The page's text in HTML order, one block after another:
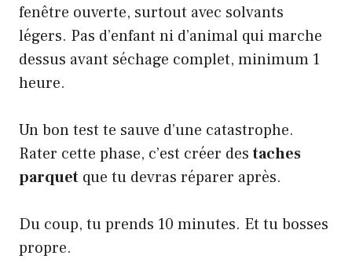
fenêtre ouverte, surtout avec solvants
légers. Pas d’enfant ni d’animal qui marche
dessus avant séchage complet, minimum 1
heure.
Un bon test te sauve d’une catastrophe.
Rater cette phase, c’est créer destaches
parquet que tu devras réparer après.
Du coup, tu prends 10 minutes. Et tu bosses
propre.